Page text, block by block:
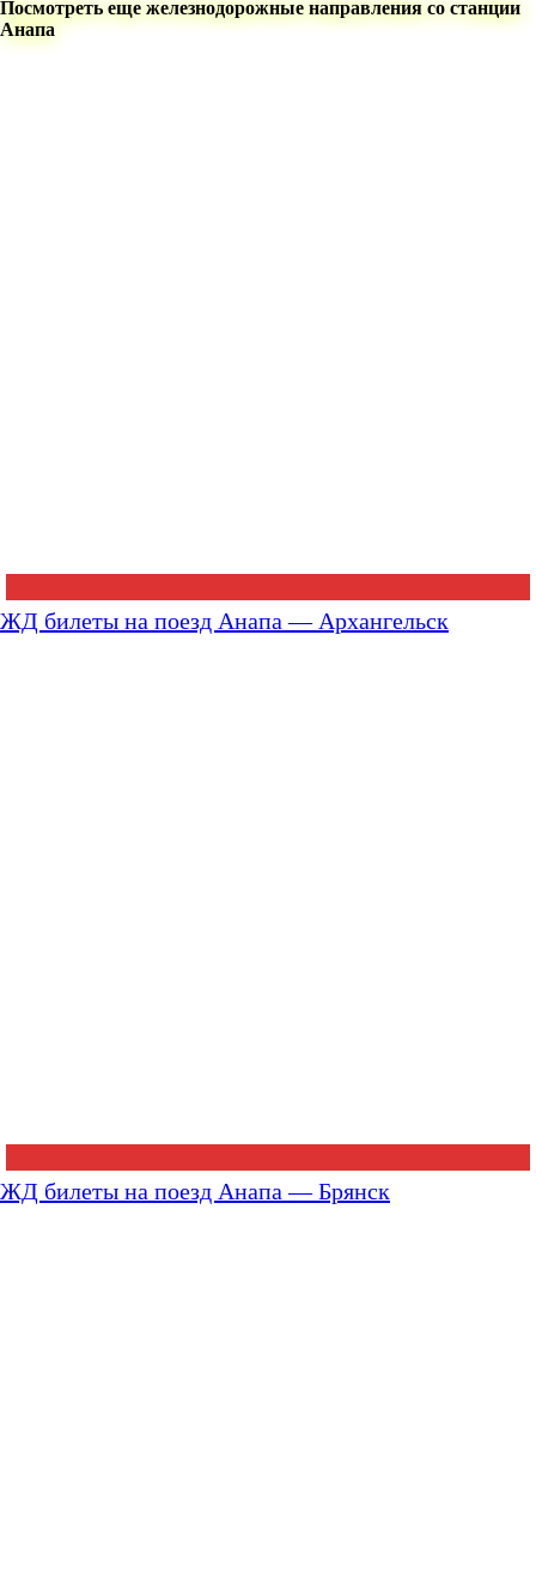
Посмотреть еще железнодорожные направления со станции
Анапа
ЖД билеты на поезд Анапа — Архангельск
ЖД билеты на поезд Анапа — Брянск